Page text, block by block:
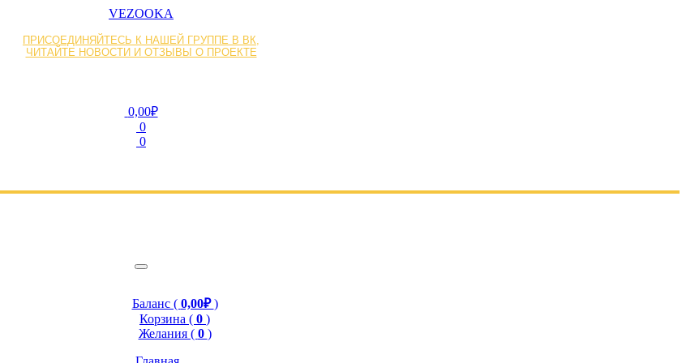
VEZOOKA
ПРИСОЕДИНЯЙТЕСЬ К НАШЕЙ ГРУППЕ В ВК,
ЧИТАЙТЕ НОВОСТИ И ОТЗЫВЫ О ПРОЕКТЕ
0,00₽
0
0
Баланс ( 0,00₽)
Корзина ( 0 )
Желания ( 0 )